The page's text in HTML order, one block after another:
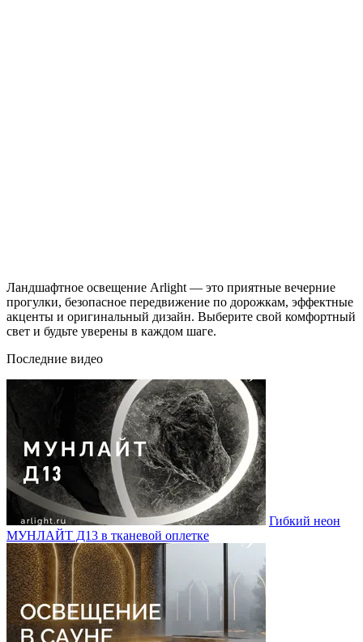
Ландшафтное освещение Arlight — это приятные вечерние
прогулки, безопасное передвижение по дорожкам, эффектные
акценты и оригинальный дизайн. Выберите свой комфортный
свет и будьте уверены в каждом шаге.
Последние видео
Гибкий неон
МУНЛАЙТ Д13 в тканевой оплетке